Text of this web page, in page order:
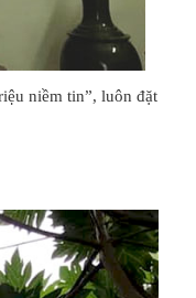
niềm tin”, luôn đặt